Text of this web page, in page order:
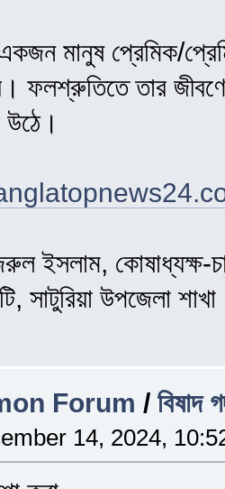
মানুষ প্রেমিক/
তার
উঠে।
ইসলাম, কোষাধ্যক্ষ-
সাটুরিয়া উপজেলা শাখা
Forum /বিষাদ
14, 2024,